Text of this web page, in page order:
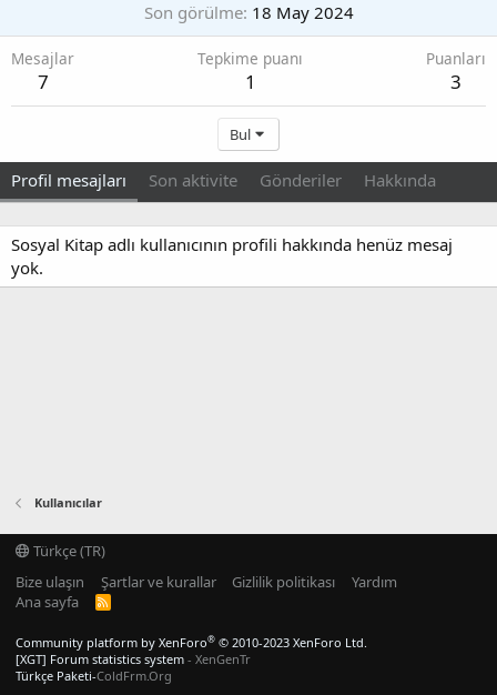
Son görülme 18 May 2024
Mesajlar
7
Tepkime puanı
1
Puanları
3
Bul
Profil mesajları Son aktivite Gönderiler Hakkında
Sosyal Kitap adlı kullanıcının profili hakkında henüz mesaj
yok.
Kullanıcılar
Türkçe (TR)
Bize ulaşın
Şartlar ve kurallar Gizlilik politikası
Yardım
Ana sayfa
R
Community platform by XenForo® © 2010-2023 XenForo Ltd.
[XGT] Forum statistics system - XenGenTr
Türkçe Paketi-ColdFrm.Org